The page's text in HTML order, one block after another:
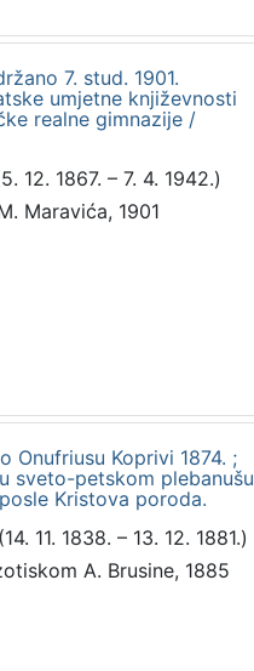
7. stud. 1901.
umjetne književnosti
realne gimnazije /
12. 1867. – 7. 4. 1942.)
Maravića, 1901
Onufriusu Koprivi 1874. ;
sveto-petskom plebanušu
Kristova poroda.
11. 1838. – 13. 12. 1881.)
A. Brusine, 1885